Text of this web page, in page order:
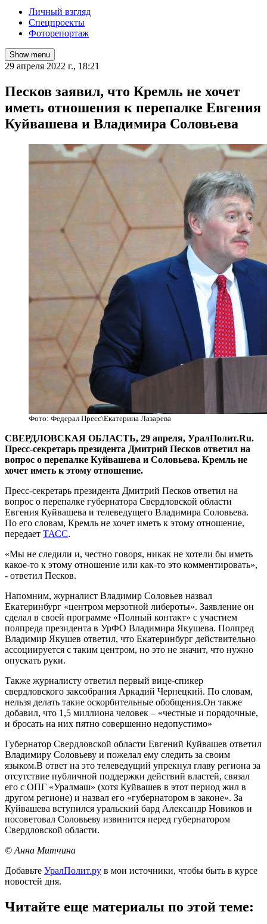
Личный взгляд
Спецпроекты
Фоторепортаж
Show menu
29 апреля 2022 г., 18:21
Песков заявил, что Кремль не хочет
иметь отношения к перепалке Евгения
Куйвашева и Владимира Соловьева
Фото: Федерал Пресс\Екатерина Лазарева
​СВЕРДЛОВСКАЯ ОБЛАСТЬ, 29 апреля, УралПолит.Ru.
Пресс-секретарь президента Дмитрий Песков ответил на
вопрос о перепалке Куйвашева и Соловьева. Кремль не
хочет иметь к этому отношение.
Пресс-секретарь президента Дмитрий Песков ответил на
вопрос о перепалке губернатора Свердловской области
Евгения Куйвашева и телеведущего Владимира Соловьева.
По его словам, Кремль не хочет иметь к этому отношение,
передает ТАСС.
«Мы не следили и, честно говоря, никак не хотели бы иметь
какое-то к этому отношение или как-то это комментировать»,
- ответил Песков.
Напомним, журналист Владимир Соловьев назвал
Екатеринбург «центром мерзотной либероты». Заявление он
сделал в своей программе «Полный контакт» с участием
полпреда президента в УрФО Владимира Якушева. Полпред
Владимир Якушев ответил, что Екатеринбург действительно
ассоциируется с таким центром, но это не значит, что нужно
опускать руки.
Также журналисту ответил первый вице-спикер
свердловского заксобрания Аркадий Чернецкий. По словам,
нельзя делать такие оскорбительные обобщения.Он также
добавил, что 1,5 миллиона человек – «честные и порядочные,
и бросать на них пятно совершенно недопустимо»
Губернатор Свердловской области Евгений Куйвашев ответил
Владимиру Соловьеву и пожелал ему следить за своим
языком.В ответ на это телеведущий упрекнул главу региона за
отсутствие публичной поддержки действий властей, связал
его с ОПГ «Уралмаш» (хотя Куйвашев в этот период жил в
другом регионе) и назвал его «губернатором в законе». За
Куйвашева вступился уральский бард Александр Новиков и
посоветовал Соловьеву извинится перед губернатором
Свердловской области.
© Анна Митчина
Добавьте УралПолит.ру в мои источники, чтобы быть в курсе
новостей дня.
Читайте еще материалы по этой теме: